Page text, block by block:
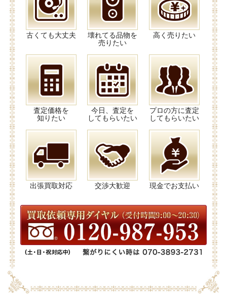
古くても大丈夫
壊れてる品物を
売りたい
高く売りたい
査定価格を
知りたい
今日、査定を
してもらいたい
プロの方に査定
してもらいたい
出張買取対応 交渉大歓迎 現金でお支払い